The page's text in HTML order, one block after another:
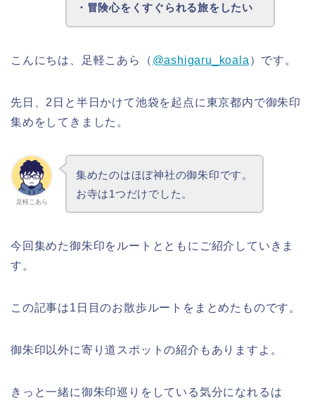
・冒険心をくすぐられる旅をしたい
こんにちは、足軽こあら（ @ashigaru_koala ）です。
先日、2日と半日かけて池袋を起点に東京都内で御朱印
集めをしてきました。
足軽こあら
集めたのはほぼ神社の御朱印です。
お寺は1つだけでした。
今回集めた御朱印をルートとともにご紹介していきま
す。
この記事は1日目のお散歩ルートをまとめたものです。
御朱印以外に寄り道スポットの紹介もありますよ。
きっと一緒に御朱印巡りをしている気分になれるは